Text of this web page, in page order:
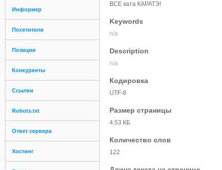
Информер
Посетители
Позиции
Конкуренты
Ссылки
Robots.txt
Ответ сервера
Хостинг
ВСЕ ката КАРАТЭ!
Keywords
n/a
Description
n/a
Кодировка
UTF-8
Размер страницы
4.53 КБ
Количество слов
122